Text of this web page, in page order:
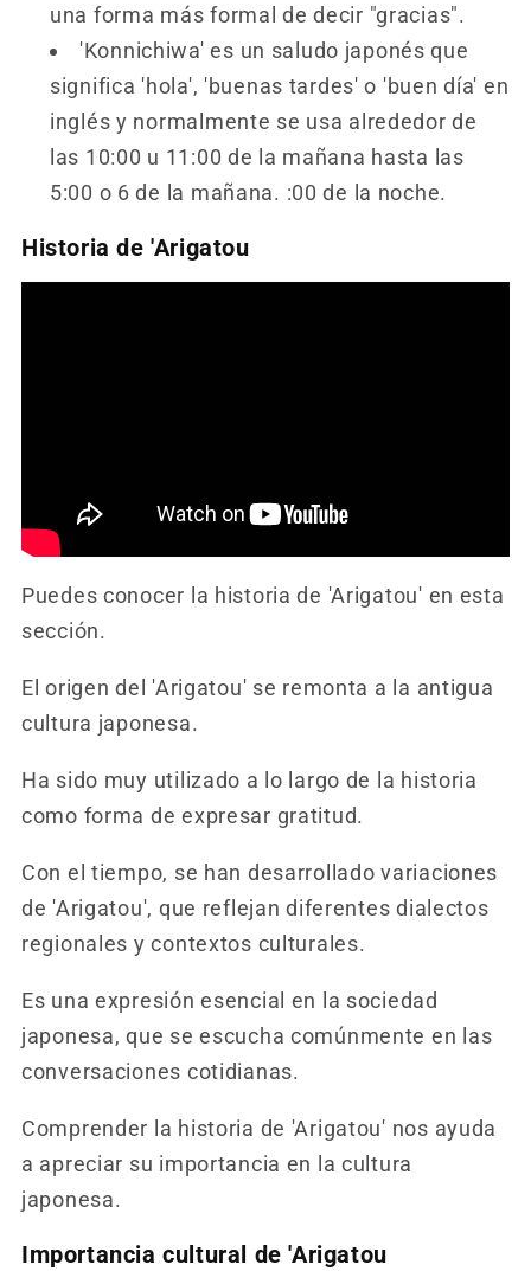
una forma más formal de decir "gracias".
'Konnichiwa' es un saludo japonés que
significa 'hola', 'buenas tardes' o 'buen día' en
inglés y normalmente se usa alrededor de
las 10:00 u 11:00 de la mañana hasta las
5:00 o 6 de la mañana. :00 de la noche.
Historia de 'Arigatou
Puedes conocer la historia de 'Arigatou' en esta
sección.
El origen del 'Arigatou' se remonta a la antigua
cultura japonesa.
Ha sido muy utilizado a lo largo de la historia
como forma de expresar gratitud.
Con el tiempo, se han desarrollado variaciones
de 'Arigatou', que reflejan diferentes dialectos
regionales y contextos culturales.
Es una expresión esencial en la sociedad
japonesa, que se escucha comúnmente en las
conversaciones cotidianas.
Comprender la historia de 'Arigatou' nos ayuda
a apreciar su importancia en la cultura
japonesa.
Importancia cultural de 'Arigatou